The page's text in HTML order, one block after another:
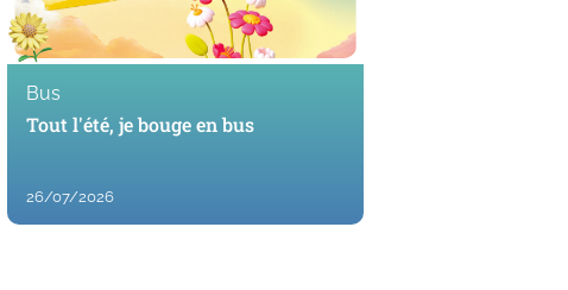
Tout l'été, je bouge en bus
Bus
26/07/2026